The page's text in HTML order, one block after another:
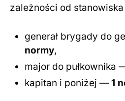
zależności od stanowiska
generał brygady do
normy,
major do pułkownika
kapitan i poniżej — 1